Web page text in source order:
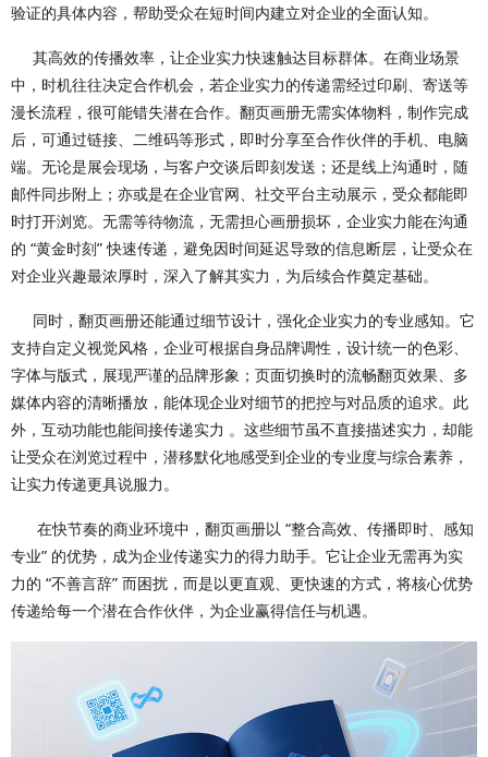
验证的具体内容，帮助受众在短时间内建立对企业的全面认知。
其高效的传播效率，让企业实力快速触达目标群体。在商业场景
中，时机往往决定合作机会，若企业实力的传递需经过印刷、寄送等
漫长流程，很可能错失潜在合作。翻页画册无需实体物料，制作完成
后，可通过链接、二维码等形式，即时分享至合作伙伴的手机、电脑
端。无论是展会现场，与客户交谈后即刻发送；还是线上沟通时，随
邮件同步附上；亦或是在企业官网、社交平台主动展示，受众都能即
时打开浏览。无需等待物流，无需担心画册损坏，企业实力能在沟通
的 “黄金时刻” 快速传递，避免因时间延迟导致的信息断层，让受众在
对企业兴趣最浓厚时，深入了解其实力，为后续合作奠定基础。
同时，翻页画册还能通过细节设计，强化企业实力的专业感知。它
支持自定义视觉风格，企业可根据自身品牌调性，设计统一的色彩、
字体与版式，展现严谨的品牌形象；页面切换时的流畅翻页效果、多
媒体内容的清晰播放，能体现企业对细节的把控与对品质的追求。此
外，互动功能也能间接传递实力 。这些细节虽不直接描述实力，却能
让受众在浏览过程中，潜移默化地感受到企业的专业度与综合素养，
让实力传递更具说服力。
在快节奏的商业环境中，翻页画册以 “整合高效、传播即时、感知
专业” 的优势，成为企业传递实力的得力助手。它让企业无需再为实
力的 “不善言辞” 而困扰，而是以更直观、更快速的方式，将核心优势
传递给每一个潜在合作伙伴，为企业赢得信任与机遇。